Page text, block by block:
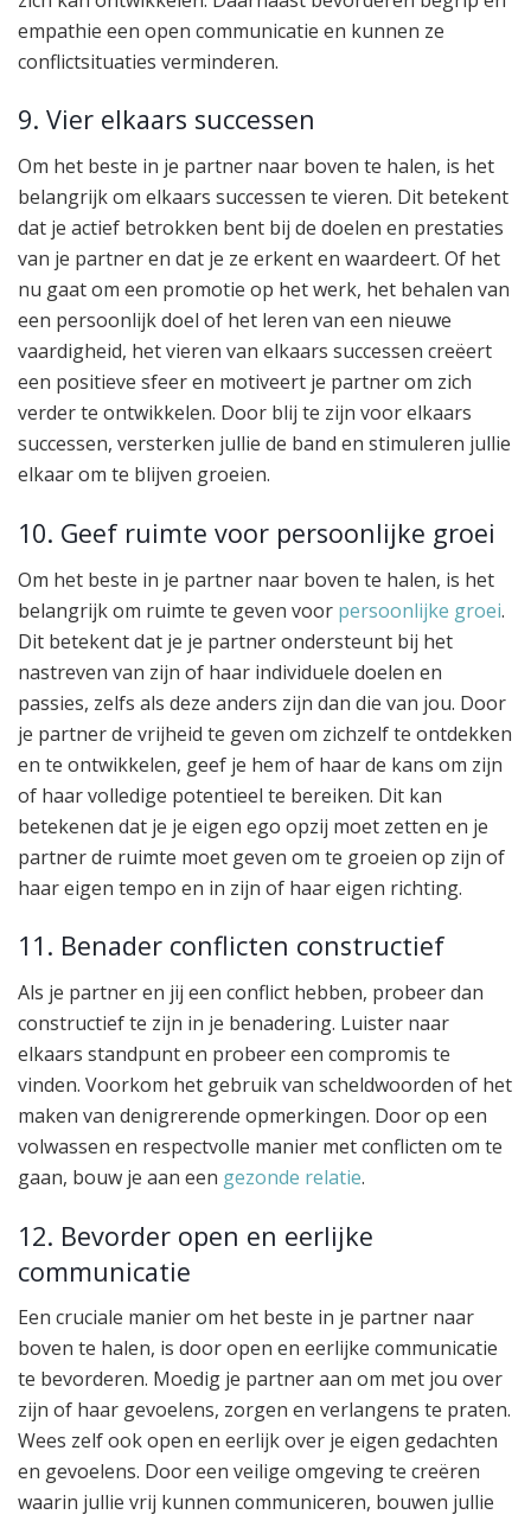
empathie een open communicatie en kunnen ze
conflictsituaties verminderen.
9. Vier elkaars successen
Om het beste in je partner naar boven te halen, is het
belangrijk om elkaars successen te vieren. Dit betekent
dat je actief betrokken bent bij de doelen en prestaties
van je partner en dat je ze erkent en waardeert. Of het
nu gaat om een promotie op het werk, het behalen van
een persoonlijk doel of het leren van een nieuwe
vaardigheid, het vieren van elkaars successen creëert
een positieve sfeer en motiveert je partner om zich
verder te ontwikkelen. Door blij te zijn voor elkaars
successen, versterken jullie de band en stimuleren jullie
elkaar om te blijven groeien.
10. Geef ruimte voor persoonlijke groei
Om het beste in je partner naar boven te halen, is het
belangrijk om ruimte te geven voor persoonlijke groei.
Dit betekent dat je je partner ondersteunt bij het
nastreven van zijn of haar individuele doelen en
passies, zelfs als deze anders zijn dan die van jou. Door
je partner de vrijheid te geven om zichzelf te ontdekken
en te ontwikkelen, geef je hem of haar de kans om zijn
of haar volledige potentieel te bereiken. Dit kan
betekenen dat je je eigen ego opzij moet zetten en je
partner de ruimte moet geven om te groeien op zijn of
haar eigen tempo en in zijn of haar eigen richting.
11. Benader conflicten constructief
Als je partner en jij een conflict hebben, probeer dan
constructief te zijn in je benadering. Luister naar
elkaars standpunt en probeer een compromis te
vinden. Voorkom het gebruik van scheldwoorden of het
maken van denigrerende opmerkingen. Door op een
volwassen en respectvolle manier met conflicten om te
gaan, bouw je aan een gezonde relatie.
12. Bevorder open en eerlijke
communicatie
Een cruciale manier om het beste in je partner naar
boven te halen, is door open en eerlijke communicatie
te bevorderen. Moedig je partner aan om met jou over
zijn of haar gevoelens, zorgen en verlangens te praten.
Wees zelf ook open en eerlijk over je eigen gedachten
en gevoelens. Door een veilige omgeving te creëren
waarin jullie vrij kunnen communiceren, bouwen jullie